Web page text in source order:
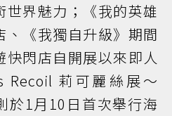
世界魅力；《我的英雄
、《我獨自升級》期間
快閃店自開展以來即人
Recoil 莉可麗絲展～
於1月10日首次舉行海